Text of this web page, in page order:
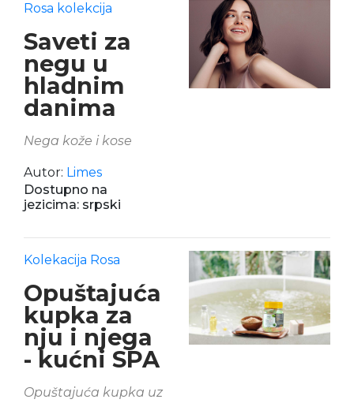
Rosa kolekcija
Saveti za
negu u
hladnim
danima
Nega kože i kose
Autor: Limes
Dostupno na
jezicima: srpski
Kolekacija Rosa
Opuštajuća
kupka za
nju i njega
- kućni SPA
Opuštajuća kupka uz